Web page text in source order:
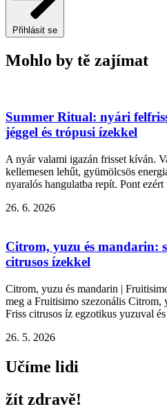
Přihlásit se
Mohlo by tě zajímat
Summer Ritual: nyári
jéggel és trópusi ízekkel
A nyár valami igazán frisset kíván.
kellemesen lehűt, gyümölcsös
nyaralós hangulatba repít. Pont ezért
26. 6. 2026
Citrom, yuzu és mandarin:
citrusos ízekkel
Citrom, yuzu és mandarin |
meg a Fruitisimo szezonális Citrom,
Friss citrusos íz egzotikus yuzuval
26. 5. 2026
Učíme lidi
žít zdravě!